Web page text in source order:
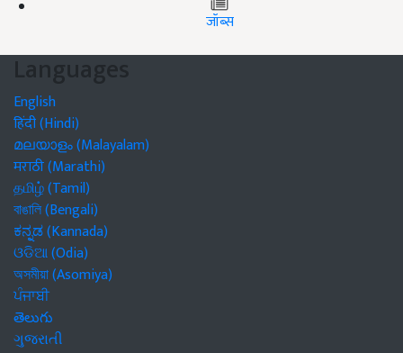
जॉब्स
Languages
English
हिंदी (Hindi)
മലയാളം (Malayalam)
मराठी (Marathi)
தமிழ் (Tamil)
বাঙালি (Bengali)
ಕನ್ನಡ (Kannada)
ଓଡିଆ (Odia)
অসমীয়া (Asomiya)
ਪੰਜਾਬੀ
తెలుగు
ગુજરાતી